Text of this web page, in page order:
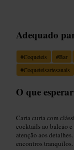
Adequado
#Coqueteis #Bar
#Coqueteisartesanais
O que esperar
Carta curta com
cocktails ao balcão e
atenção aos
encontros tranquilos.